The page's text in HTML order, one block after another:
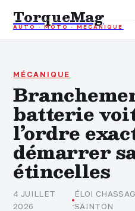
TorqueMag
AUTO · MOTO · MÉCANIQUE
Auto
Moto
Mécanique
Sports mécaniques
Assurance
MÉCANIQUE
batterie
l’ordre
démarrer
étincelles
4 JUILLET
2026
·
ÉLOI
SAINTON